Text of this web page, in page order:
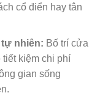
cổ điển hay tân
nhiên: Bố trí cửa
kiệm chi phí
gian sống